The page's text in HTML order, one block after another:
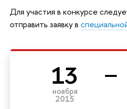
Для участия в конкурсе
отправить заявку в
13
ноября
2015